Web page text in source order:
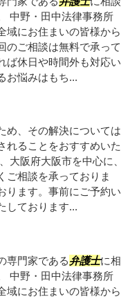
中野・田中法律事務所
域にお住まいの皆様から
のご相談は無料で承って
ば休日や時間外も対応い
お悩みはもち...
め、その解決については
れることをおすすめいた
大阪府大阪市を中心に、
ご相談を承っておりま
ります。事前にご予約い
しております...
専門家である弁護士に相
中野・田中法律事務所
域にお住まいの皆様から